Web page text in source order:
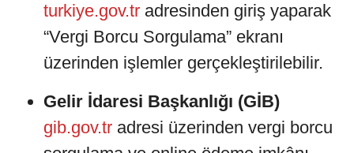
turkiye.gov.tr adresinden giriş yaparak
“Vergi Borcu Sorgulama” ekranı
üzerinden işlemler gerçekleştirilebilir.
Gelir İdaresi Başkanlığı (GİB)
gib.gov.tr adresi üzerinden vergi borcu